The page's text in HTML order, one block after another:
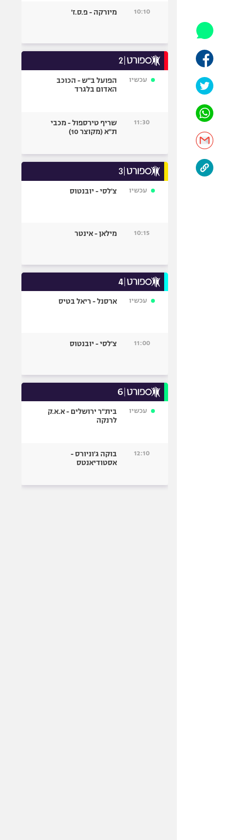
אופניים
כדורמים
פוטבול אמריקאי NFL
בייסבול MLB
ספורט אתגרי
גיימינג E-Sports
10:10 מיורקה - פ.ס.ז'
עכשיו
הפועל ב"ש - הכוכב
האדום בלגרד
11:30
שריף טירספול - מכבי
ת"א (מקוצר 10)
עכשיו צ'לסי - יובנטוס
10:15 מילאן - אינטר
עכשיו ארסנל - ריאל בטיס
11:00 צ'לסי - יובנטוס
עכשיו
בית"ר ירושלים - א.א.ק
לרנקה
12:10
בוקה ג'וניורס -
אסטודיאנטס